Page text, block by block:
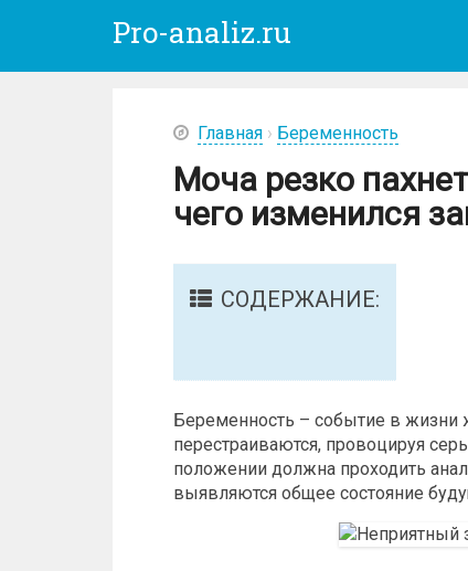
Pro-analiz.ru
Главная › Беременность
Моча резко
чего изменился
СОДЕРЖАНИЕ:
Беременность – событие в жизни
перестраиваются, провоцируя
положении должна проходить
выявляются общее состояние